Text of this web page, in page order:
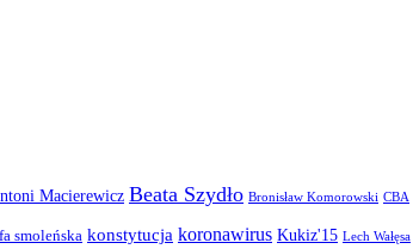
Macierewicz Beata Szydło Bronisław Komorowski CBA
smoleńska konstytucja koronawirus Kukiz'15 Lech Wałęsa